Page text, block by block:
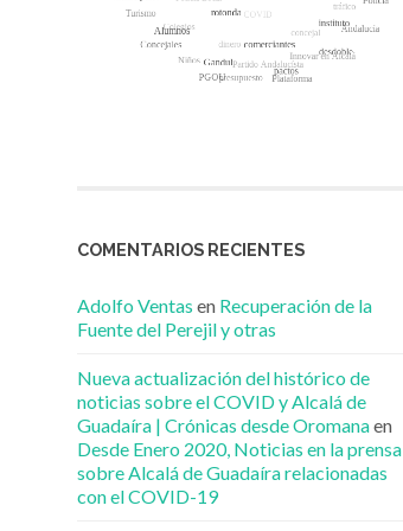
COMENTARIOS RECIENTES
Adolfo Ventas en Recuperación de la
Fuente del Perejil y otras
Nueva actualización del histórico de
noticias sobre el COVID y Alcalá de
Guadaíra | Crónicas desde Oromanaen
Desde Enero 2020, Noticias en la prensa
sobre Alcalá de Guadaíra relacionadas
con el COVID-19